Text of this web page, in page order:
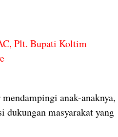
Plt. Bupati Koltim
anak-anaknya,
masyarakat yang